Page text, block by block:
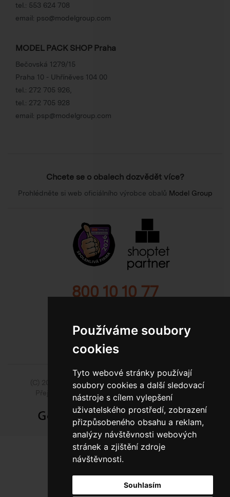
Používáme soubory
cookies
Tyto webové stránky používají
soubory cookies a další sledovací
nástroje s cílem vylepšení
uživatelského prostředí, zobrazení
přizpůsobeného obsahu a reklam,
analýzy návštěvnosti webových
stránek a zjištění zdroje
návštěvnosti.
Souhlasím
tel.: 553 624 708
email: pso@modelgroup.com
MODEL PACK SHOP Praha
Bečovská 1279/15
Praha 10 - Uhříněves 104 00
tel.: 272 705 926
tel.: 272 705 928
email: psp@modelgroup.com
Chcete se o obalech dozvědět více?
Prohlédněte si web oficiálního výrobce obalů Model Group
800 10 10 77
(C) 2014 - 2026 Model Obaly a.s.,ISSA CZECH s.r.o.
Přejít na slovenskou pobočku Model Pack Shop